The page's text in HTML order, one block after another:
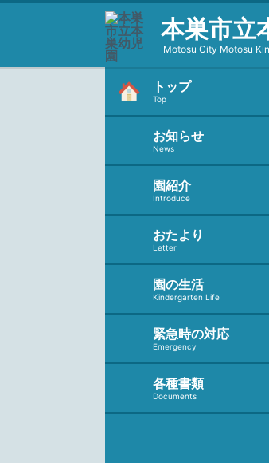
本巣市立
Motosu City Motosu
トップ
Top
お知らせ
News
園紹介
Introduce
おたより
Letter
園の生活
Kindergarten Life
緊急時の対応
Emergency
各種書類
Documents